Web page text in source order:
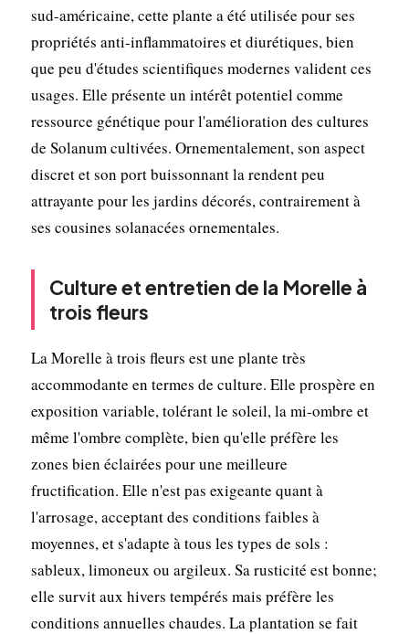
sud-américaine, cette plante a été utilisée pour ses
propriétés anti-inflammatoires et diurétiques, bien
que peu d'études scientifiques modernes valident ces
usages. Elle présente un intérêt potentiel comme
ressource génétique pour l'amélioration des cultures
de Solanum cultivées. Ornementalement, son aspect
discret et son port buissonnant la rendent peu
attrayante pour les jardins décorés, contrairement à
ses cousines solanacées ornementales.
Culture et entretien de la Morelle à
trois fleurs
La Morelle à trois fleurs est une plante très
accommodante en termes de culture. Elle prospère en
exposition variable, tolérant le soleil, la mi-ombre et
même l'ombre complète, bien qu'elle préfère les
zones bien éclairées pour une meilleure
fructification. Elle n'est pas exigeante quant à
l'arrosage, acceptant des conditions faibles à
moyennes, et s'adapte à tous les types de sols :
sableux, limoneux ou argileux. Sa rusticité est bonne;
elle survit aux hivers tempérés mais préfère les
conditions annuelles chaudes. La plantation se fait